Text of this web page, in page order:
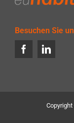
Besuchen Sie